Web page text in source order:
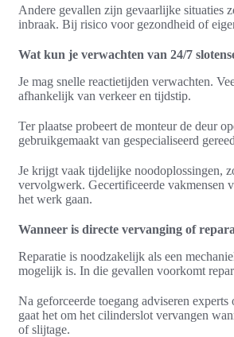
Andere gevallen zijn gevaarlijke situaties
inbraak. Bij risico voor gezondheid of
Wat kun je verwachten van 24/7
Je mag snelle reactietijden verwachten.
afhankelijk van verkeer en tijdstip.
Ter plaatse probeert de monteur de deur
gebruikgemaakt van gespecialiseerd
Je krijgt vaak tijdelijke noodoplossingen,
vervolgwerk. Gecertificeerde vakmensen
het werk gaan.
Wanneer is directe vervanging of
Reparatie is noodzakelijk als een
mogelijk is. In die gevallen voorkomt
Na geforceerde toegang adviseren
gaat het om het cilinderslot vervangen
of slijtage.